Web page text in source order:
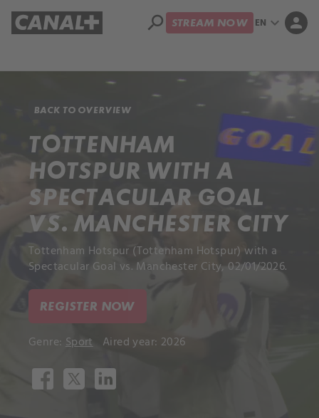
search STREAM NOW EN expand_more person
BACK TO OVERVIEW
TOTTENHAM
HOTSPUR WITH A
SPECTACULAR GOAL
VS. MANCHESTER CITY
Tottenham Hotspur (Tottenham Hotspur) with a
Spectacular Goal vs. Manchester City, 02/01/2026.
REGISTER NOW
Genre: Sport Aired year: 2026